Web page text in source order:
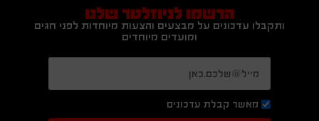
הרשמו לניוזלטר שלנו
ותקבלו עדכונים על מבצעים והצעות מיוחדות לפני חגים
ומועדים מיוחדים
מאשר קבלת עדכונים